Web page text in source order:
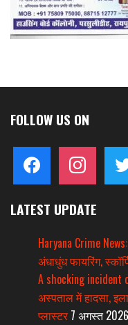
FOLLOW US ON
facebook instagram
LATEST UPDATE
Haryana Crime
अंधाधुंध फायरिंग,
A shocking
अस्पताल में हादसा,
प्लास्टर 7 अगस्त 2026